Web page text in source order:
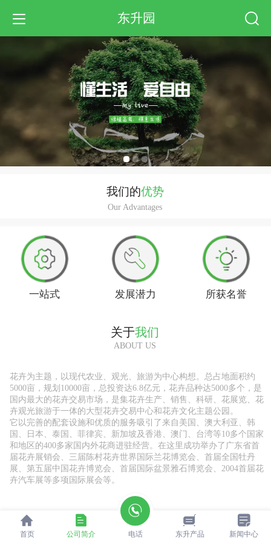
东升园
我们的优势
Our Advantages
一站式 发展潜力 所获名誉
关于我们
ABOUT US
花卉为主题，以现代农业、观光、旅游为中心构想。总占地面积约
5000亩，规划10000亩，总投资达6.8亿元，花卉品种达5000多个，是
国内最大的花卉交易市场，是集花卉生产、销售、科研、花展览、花
卉观光旅游于一体的大型花卉交易中心和花卉文化主题公园。
它以完善的配套设施和优质的服务吸引了来自美国、澳大利亚、韩
国、日本、泰国、菲律宾、新加坡及香港、澳门、台湾等10多个国家
和地区的400多家国内外花商进驻经营。在这里成功举办了广东省首
届花卉展销会、三届陈村花卉世界国际兰花博览会、首届全国牡丹
展、第五届中国花卉博览会、首届国际盆景雅石博览会、2004首届花
卉汽车展等多项国际展会等。
首页 公司简介 电话 东升产品 新闻中心